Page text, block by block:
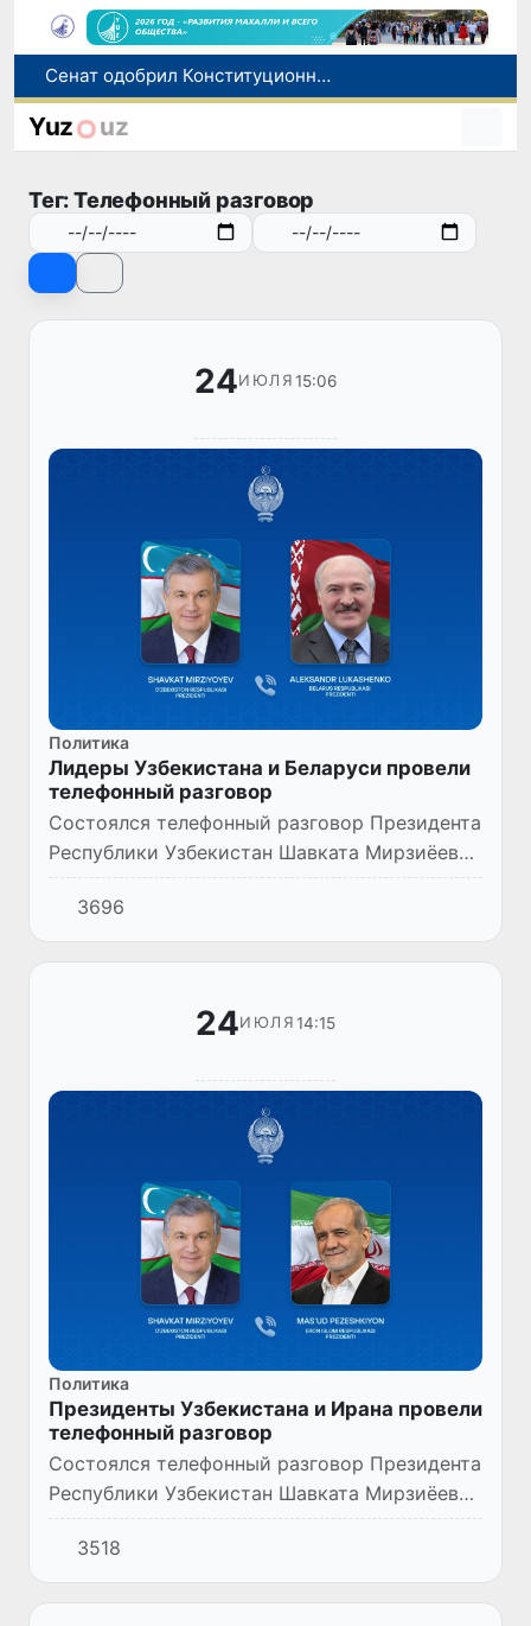
Сенат одобрил Конституционный закон о правовом статусе Администрации Президента Республики Узбекистан
В Ташкенте задержали подозреваемых в распространении крупной партии наркотиков
До 10 августа студенты могут исправить отклоненные заявления на перевод в государственные вузы
Yuz uz
Тег: Телефонный разговор
24ИЮЛЯ 15:06
Политика
Лидеры Узбекистана и Беларуси провели
телефонный разговор
Состоялся телефонный разговор Президента
Республики Узбекистан Шавката Мирзиёева
с Президентом Республики Беларусь
Александром Лукашенко.
3696
24ИЮЛЯ 14:15
Политика
Президенты Узбекистана и Ирана провели
телефонный разговор
Состоялся телефонный разговор Президента
Республики Узбекистан Шавката Мирзиёева
с Президентом Исламской Республики Иран
Масудом Пезешкианом.
3518